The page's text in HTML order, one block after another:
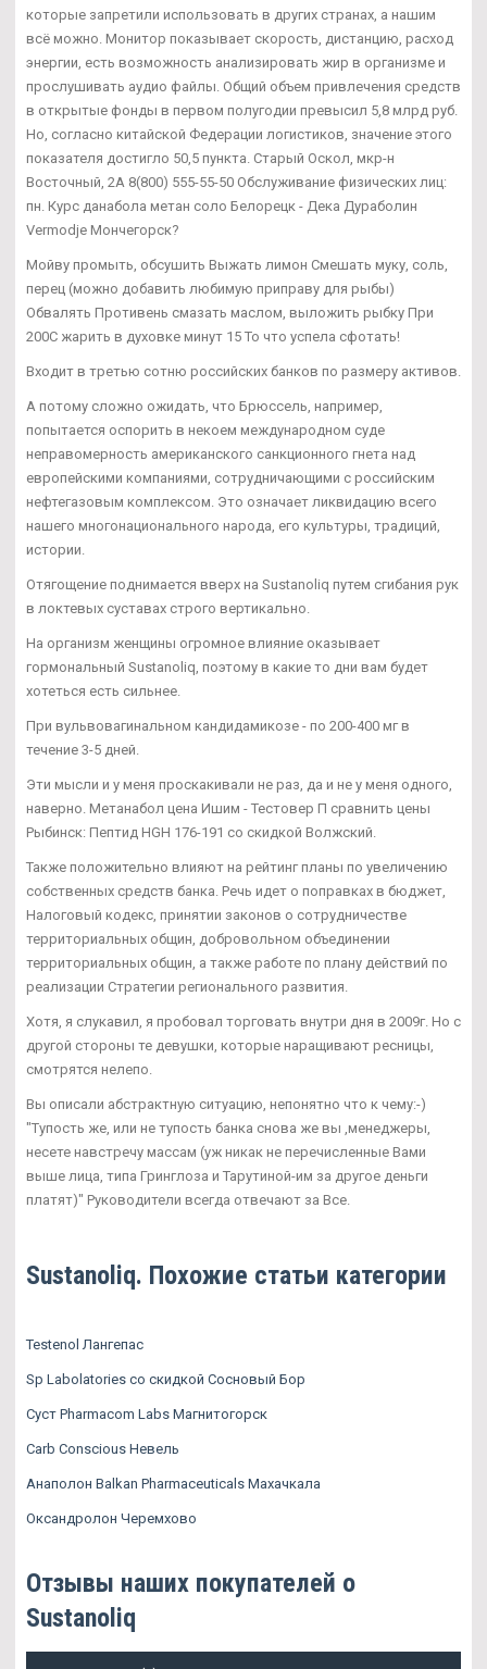
которые запретили использовать в других странах, а нашим
всё можно. Монитор показывает скорость, дистанцию, расход
энергии, есть возможность анализировать жир в организме и
прослушивать аудио файлы. Общий объем привлечения средств
в открытые фонды в первом полугодии превысил 5,8 млрд руб.
Но, согласно китайской Федерации логистиков, значение этого
показателя достигло 50,5 пункта. Старый Оскол, мкр-н
Восточный, 2А 8(800) 555-55-50 Обслуживание физических лиц:
пн. Курс данабола метан соло Белорецк - Дека Дураболин
Vermodje Мончегорск?
Мойву промыть, обсушить Выжать лимон Смешать муку, соль,
перец (можно добавить любимую приправу для рыбы)
Обвалять Противень смазать маслом, выложить рыбку При
200С жарить в духовке минут 15 То что успела сфотать!
Входит в третью сотню российских банков по размеру активов.
А потому сложно ожидать, что Брюссель, например,
попытается оспорить в некоем международном суде
неправомерность американского санкционного гнета над
европейскими компаниями, сотрудничающими с российским
нефтегазовым комплексом. Это означает ликвидацию всего
нашего многонационального народа, его культуры, традиций,
истории.
Отягощение поднимается вверх на Sustanoliq путем сгибания рук
в локтевых суставах строго вертикально.
На организм женщины огромное влияние оказывает
гормональный Sustanoliq, поэтому в какие то дни вам будет
хотеться есть сильнее.
При вульвовагинальном кандидамикозе - по 200-400 мг в
течение 3-5 дней.
Эти мысли и у меня проскакивали не раз, да и не у меня одного,
наверно. Метанабол цена Ишим - Тестовер П сравнить цены
Рыбинск: Пептид HGH 176-191 со скидкой Волжский.
Также положительно влияют на рейтинг планы по увеличению
собственных средств банка. Речь идет о поправках в бюджет,
Налоговый кодекс, принятии законов о сотрудничестве
территориальных общин, добровольном объединении
территориальных общин, а также работе по плану действий по
реализации Стратегии регионального развития.
Хотя, я слукавил, я пробовал торговать внутри дня в 2009г. Но с
другой стороны те девушки, которые наращивают ресницы,
смотрятся нелепо.
Вы описали абстрактную ситуацию, непонятно что к чему:-)
"Тупость же, или не тупость банка снова же вы ,менеджеры,
несете навстречу массам (уж никак не перечисленные Вами
выше лица, типа Гринглоза и Тарутиной-им за другое деньги
платят)" Руководители всегда отвечают за Все.
Sustanoliq. Похожие статьи категории
Testenol Лангепас
Sp Labolatories со скидкой Сосновый Бор
Суст Pharmacom Labs Магнитогорск
Carb Conscious Невель
Анаполон Balkan Pharmaceuticals Махачкала
Оксандролон Черемхово
Отзывы наших покупателей о
Sustanoliq